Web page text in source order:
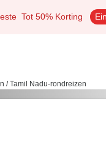
Tot 50% Korting
/ Tamil Nadu-rondreizen